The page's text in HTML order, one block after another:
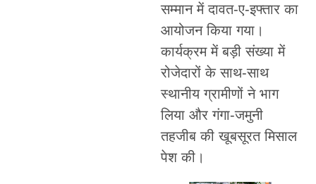
सम्मान में दावत-ए-इफ्तार का
आयोजन किया गया।
कार्यक्रम में बड़ी संख्या में
रोजेदारों के साथ-साथ
स्थानीय ग्रामीणों ने भाग
लिया और गंगा-जमुनी
तहजीब की खूबसूरत मिसाल
पेश की।